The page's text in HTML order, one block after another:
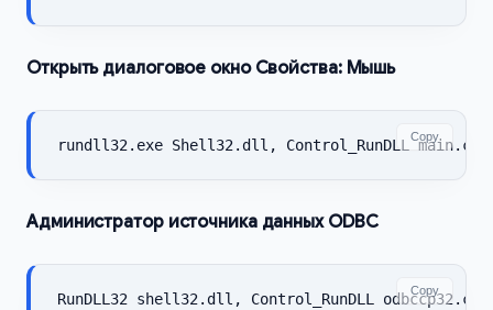
Открыть диалоговое окно Свойства: Мышь
rundll32.exe Shell32.dll, Control_RunDLL main.cpl
Copy
Администратор источника данных ODBC
RunDLL32 shell32.dll, Control_RunDLL odbccp32.cpl
Copy